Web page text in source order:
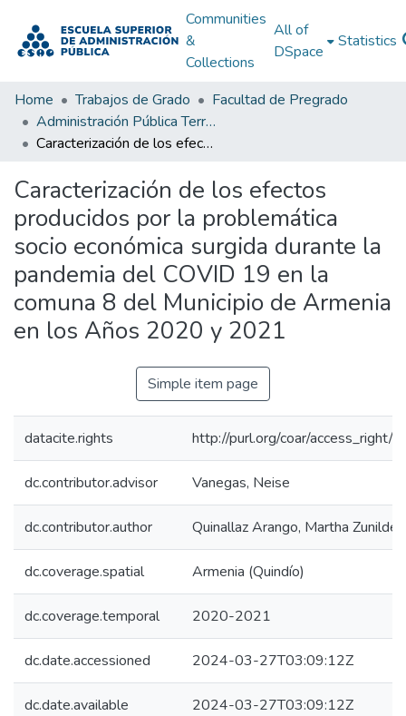
Communities
&
Collections
All of
DSpace
Statistics
Home Trabajos de Grado
Facultad de Pregrado
Administración Pública Territorial (APT)
Caracterización de los efectos producidos por la problemática socio económica surgida durante la pandemia del COVID 19 en la comuna 8 del Municipio de Armenia en los Años 2020 y 2021
Caracterización de los efectos
producidos por la problemática
socio económica surgida durante la
pandemia del COVID 19 en la
comuna 8 del Municipio de Armenia
en los Años 2020 y 2021
Simple item page
datacite.rights http://purl.org/coar/access_right/
dc.contributor.advisor Vanegas, Neise
dc.contributor.author Quinallaz Arango, Martha Zunilde
dc.coverage.spatial Armenia (Quindío)
dc.coverage.temporal 2020-2021
dc.date.accessioned 2024-03-27T03:09:12Z
dc.date.available 2024-03-27T03:09:12Z